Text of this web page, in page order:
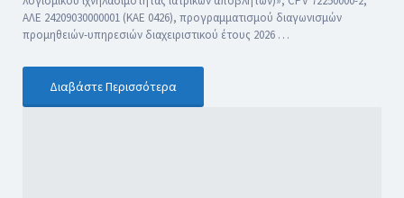
ΑΛΕ 24209030000001 (ΚΑΕ 0426), προγραμματισμού διαγωνισμών
προμηθειών-υπηρεσιών διαχειριστικού έτους 2026 …
Διαβάστε Περισσότερα